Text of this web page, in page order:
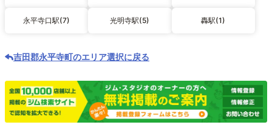
永平寺口駅(7) 光明寺駅(5) 轟駅(1)
吉田郡永平寺町のエリア選択に戻る